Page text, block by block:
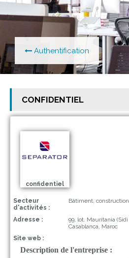
Authentification
CONFIDENTIEL
confidentiel
Secteur
d'activités :
Bâtiment, construction
Adresse :
99, lot. Mauritania
Casablanca, Maroc
Site web :
Description de l'entreprise :